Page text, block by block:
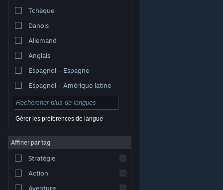
© Valve Corporation. Tous droits réservés. Toutes les
titulaires aux États-Unis et dans d'autres pays.
Accessibilité
Remboursements
Tchèque
Danois
Allemand
Anglais
Espagnol - Espagne
Espagnol - Amérique latine
Gérer les préférences de langue
Affiner par tag
Stratégie
Action
Aventure